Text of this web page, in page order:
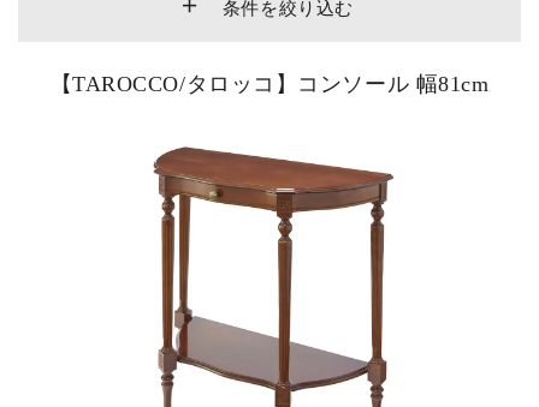
条件を絞り込む
ピックアップ商品
商品カテゴリー/家具
商品カテゴリー/雑貨
【TAROCCO/タロッコ】コンソール 幅81cm